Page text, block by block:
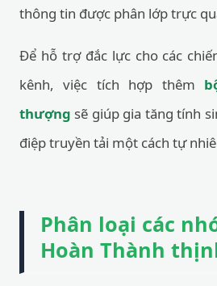
thông tin được phân lớp trực
Để hỗ trợ đắc lực cho các
kênh, việc tích hợp thêm
thượng sẽ giúp gia tăng tính
điệp truyền tải một cách tự
Phân loại các
Hoàn Thành